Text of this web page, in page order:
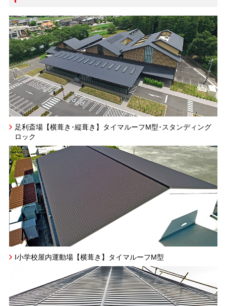
足利斎場【横葺き･縦葺き】タイマルーフM型･スタンディング
ロック
I小学校屋内運動場【横葺き】タイマルーフM型